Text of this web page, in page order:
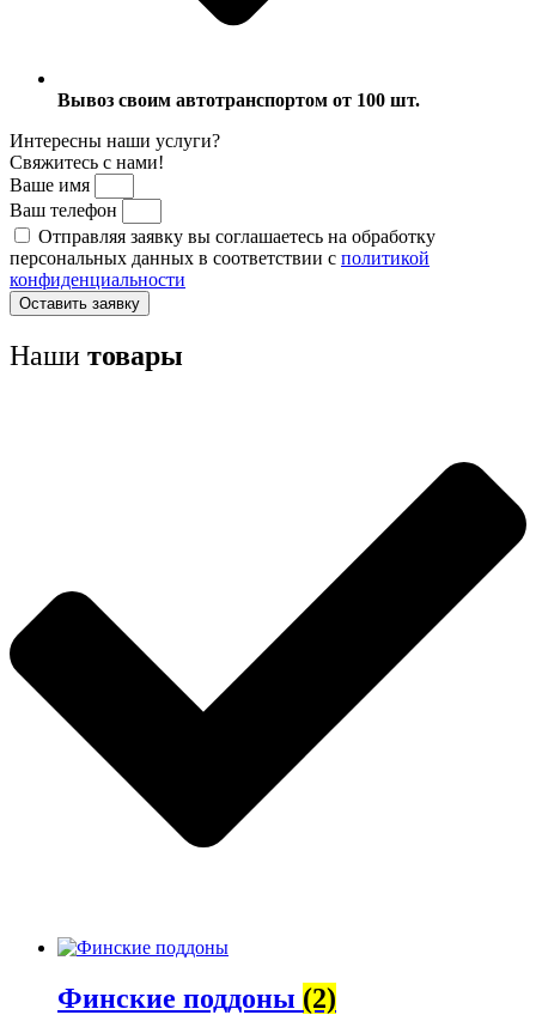
Вывоз своим автотранспортом от 100 шт.
Интересны наши услуги?
Свяжитесь с нами!
Ваше имя
Ваш телефон
Отправляя заявку вы соглашаетесь на обработку
персональных данных в соответствии с политикой
конфиденциальности
Оставить заявку
Наши товары
Финские поддоны (2)